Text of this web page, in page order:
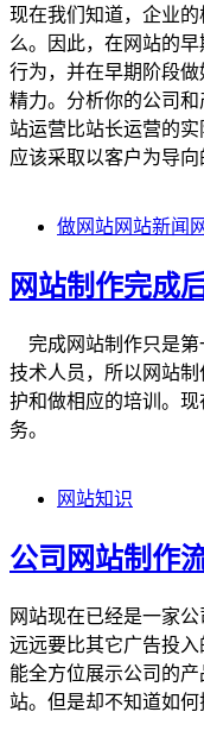
现在我们知道，企业
么。因此，在网站的
行为，并在早期阶段
精力。分析你的公司
站运营比站长运营的
应该采取以客户为导向
做网站网站新闻
网站制作完成
完成网站制作只是第
技术人员，所以网站
护和做相应的培训。
务。
网站知识
公司网站制作
网站现在已经是一家
远远要比其它广告投入
能全方位展示公司的
站。但是却不知道如何